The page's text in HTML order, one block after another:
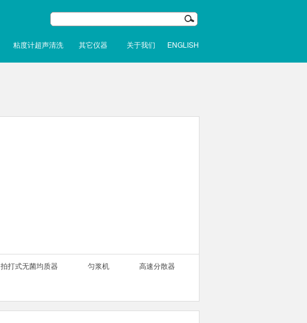
粘度计超声清洗 其它仪器 关于我们 ENGLISH
拍打式无菌均质器 匀浆机 高速分散器